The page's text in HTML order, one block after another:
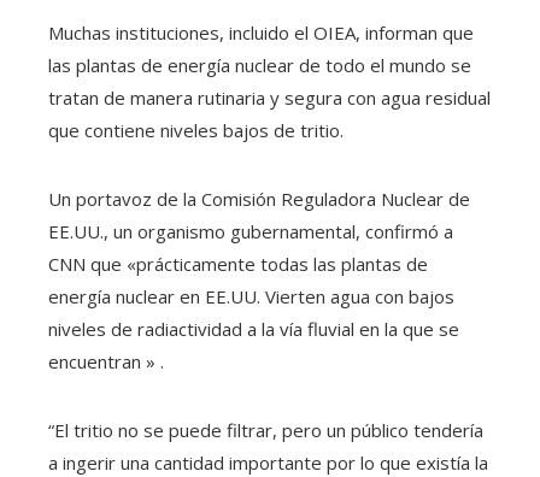
Muchas instituciones, incluido el OIEA, informan que
las plantas de energía nuclear de todo el mundo se
tratan de manera rutinaria y segura con agua residual
que contiene niveles bajos de tritio.
Un portavoz de la Comisión Reguladora Nuclear de
EE.UU., un organismo gubernamental, confirmó a
CNN que «prácticamente todas las plantas de
energía nuclear en EE.UU. Vierten agua con bajos
niveles de radiactividad a la vía fluvial en la que se
encuentran » .
“El tritio no se puede filtrar, pero un público tendería
a ingerir una cantidad importante por lo que existía la